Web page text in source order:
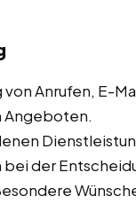
Anrufen, E-
Angeboten.
der